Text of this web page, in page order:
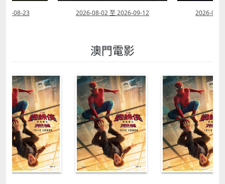
08-23 2026-08-02 至 2026-09-12 2026-07-
澳門電影